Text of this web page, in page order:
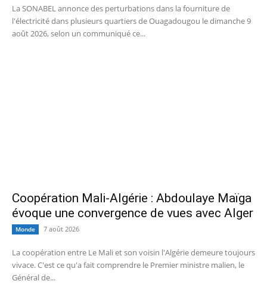
La SONABEL annonce des perturbations dans la fourniture de
l'électricité dans plusieurs quartiers de Ouagadougou le dimanche 9
août 2026, selon un communiqué ce...
Coopération Mali-Algérie : Abdoulaye Maïga
évoque une convergence de vues avec Alger
Monde 7 août 2026
La coopération entre Le Mali et son voisin l'Algérie demeure toujours
vivace. C'est ce qu'a fait comprendre le Premier ministre malien, le
Général de...